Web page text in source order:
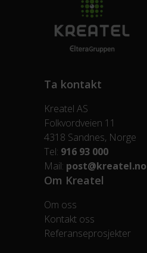
Ta kontakt
Kreatel AS
Folkvordveien 11
4318 Sandnes, Norge
Tel: 916 93 000
Mail: post@kreatel.no
Om Kreatel
Om oss
Kontakt oss
Referanseprosjekter